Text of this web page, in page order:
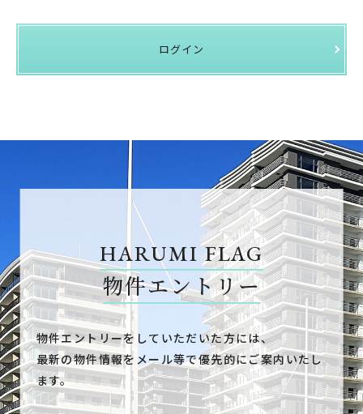
ログイン
HARUMI FLAG
物件エントリー
物件エントリーをしていただいた方には、
最新の物件情報をメール等で優先的にご案内いたし
ます。